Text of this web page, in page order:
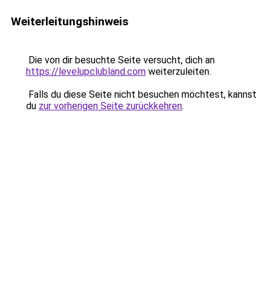
Weiterleitungshinweis
Die von dir besuchte Seite versucht, dich an
https://levelupclubland.com weiterzuleiten.
Falls du diese Seite nicht besuchen möchtest, kannst
du zur vorherigen Seite zurückkehren.